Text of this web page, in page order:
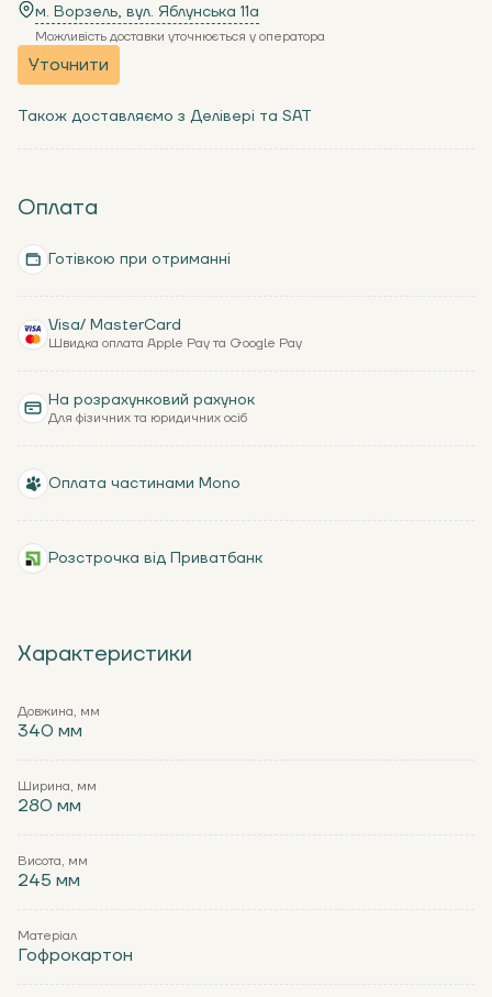
Характеристики
Довжина, мм
340 мм
Ширина, мм
280 мм
Висота, мм
245 мм
Матеріал
Гофрокартон
м. Ворзель, вул. Яблунська 11a
Можливість доставки уточнюється у оператора
Уточнити
Також доставляємо з Делівері та SAT
Оплата
Готівкою при отриманні
Visa/ MasterCard
Швидка оплата Apple Pay та Google Pay
На розрахунковий рахунок
Для фізичних та юридичних осіб
Оплата частинами Mono
Розстрочка від Приватбанк